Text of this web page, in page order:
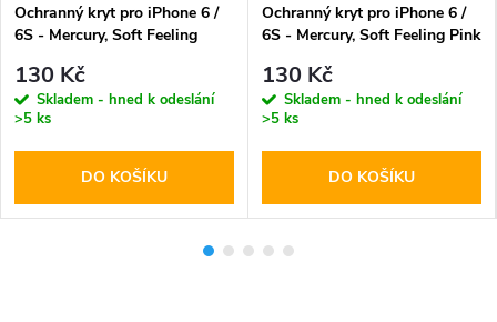
Ochranný kryt pro iPhone 6 /
6S - Mercury, Soft Feeling
130 Kč
Skladem - hned k odeslání
>5 ks
DO KOŠÍKU
Ochranný kryt pro iPhone 6 /
6S - Mercury, Soft Feeling Pink
130 Kč
Skladem - hned k odeslání
>5 ks
DO KOŠÍKU